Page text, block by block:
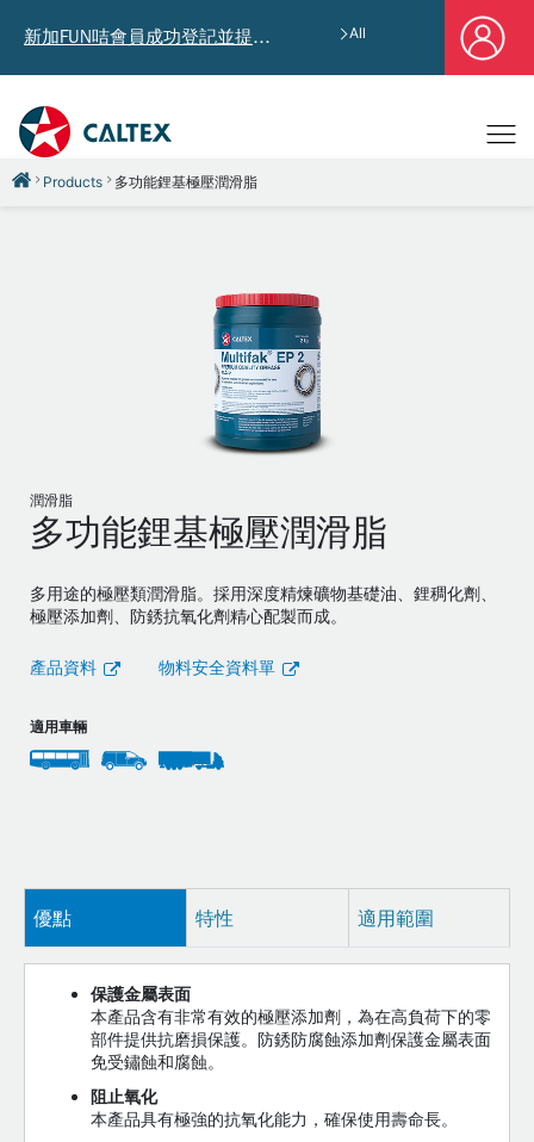
新加FUN咭會員成功登記並提供郵寄地址，即享獨家迎新汽油優惠券禮總值HK$4,640! All
Products 多功能鋰基極壓潤滑脂
潤滑脂
多功能鋰基極壓潤滑脂
多用途的極壓類潤滑脂。採用深度精煉礦物基礎油、鋰稠化劑、
極壓添加劑、防銹抗氧化劑精心配製而成。
產品資料 物料安全資料單
適用車輛
優點 特性 適用範圍
保護金屬表面
本產品含有非常有效的極壓添加劑，為在高負荷下的零
部件提供抗磨損保護。防銹防腐蝕添加劑保護金屬表面
免受鏽蝕和腐蝕。
阻止氧化
本產品具有極強的抗氧化能力，確保使用壽命長。